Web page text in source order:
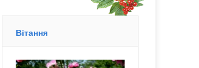
Вітання